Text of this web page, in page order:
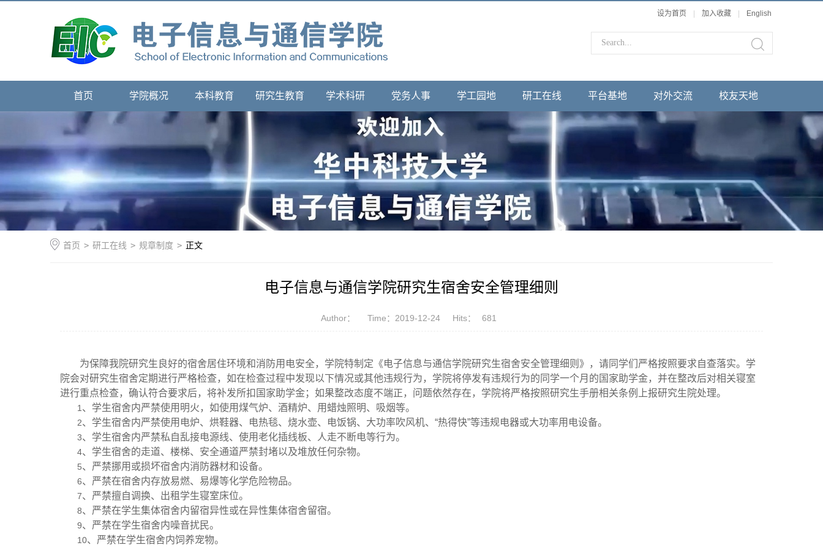
设为首页 加入收藏 English
首页 学院概况 本科教育 研究生教育 学术科研 党务人事 学工园地 研工在线 平台基地 对外交流 校友天地
首页 > 研工在线 > 规章制度 > 正文
电子信息与通信学院研究生宿舍安全管理细则
Author： Time：2019-12-24 Hits： 681
为保障我院研究生良好的宿舍居住环境和消防用电安全，学院特制定《电子信息与通信学院研究生宿舍安全管理细则》，请同学们严格按照要求自查落实。学
院会对研究生宿舍定期进行严格检查，如在检查过程中发现以下情况或其他违规行为，学院将停发有违规行为的同学一个月的国家助学金，并在整改后对相关寝室
进行重点检查，确认符合要求后，将补发所扣国家助学金；如果整改态度不端正，问题依然存在，学院将严格按照研究生手册相关条例上报研究生院处理。
1、学生宿舍内严禁使用明火，如使用煤气炉、酒精炉、用蜡烛照明、吸烟等。
2、学生宿舍内严禁使用电炉、烘鞋器、电热毯、烧水壶、电饭锅、大功率吹风机、“热得快”等违规电器或大功率用电设备。
3、学生宿舍内严禁私自乱接电源线、使用老化插线板、人走不断电等行为。
4、学生宿舍的走道、楼梯、安全通道严禁封堵以及堆放任何杂物。
5、严禁挪用或损坏宿舍内消防器材和设备。
6、严禁在宿舍内存放易燃、易爆等化学危险物品。
7、严禁擅自调换、出租学生寝室床位。
8、严禁在学生集体宿舍内留宿异性或在异性集体宿舍留宿。
9、严禁在学生宿舍内噪音扰民。
10、严禁在学生宿舍内饲养宠物。